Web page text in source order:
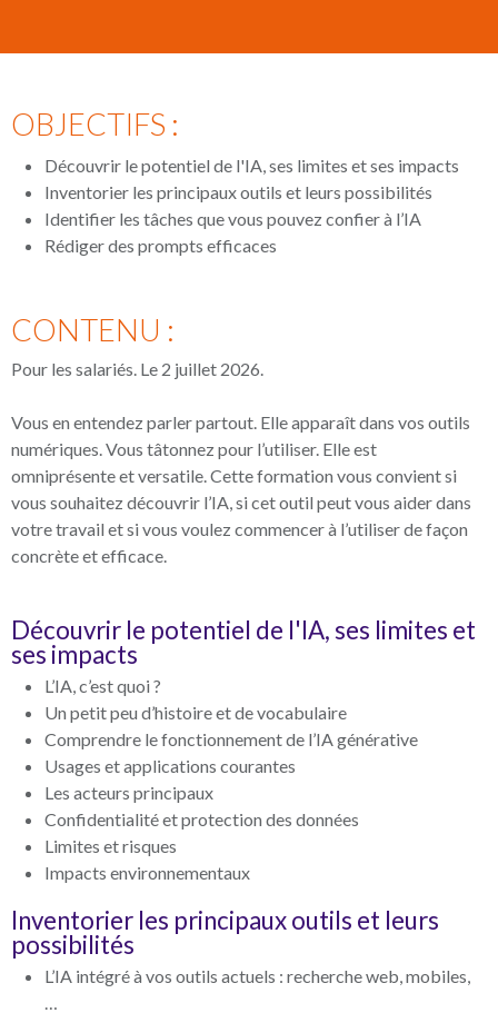
OBJECTIFS :
Découvrir le potentiel de l'IA, ses limites et ses impacts
Inventorier les principaux outils et leurs possibilités
Identifier les tâches que vous pouvez confier à l’IA
Rédiger des prompts efficaces
CONTENU :
Pour les salariés. Le 2 juillet 2026.
Vous en entendez parler partout. Elle apparaît dans vos outils
numériques. Vous tâtonnez pour l’utiliser. Elle est
omniprésente et versatile. Cette formation vous convient si
vous souhaitez découvrir l’IA, si cet outil peut vous aider dans
votre travail et si vous voulez commencer à l’utiliser de façon
concrète et efficace.
Découvrir le potentiel de l'IA, ses limites et
ses impacts
L’IA, c’est quoi ?
Un petit peu d’histoire et de vocabulaire
Comprendre le fonctionnement de l’IA générative
Usages et applications courantes
Les acteurs principaux
Confidentialité et protection des données
Limites et risques
Impacts environnementaux
Inventorier les principaux outils et leurs
possibilités
L’IA intégré à vos outils actuels : recherche web, mobiles,
…